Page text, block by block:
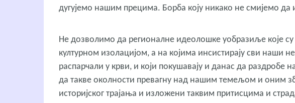
дугујемо нашим прецима. Борба коју никако не смијемо да
Не дозволимо да регионалне идеолошке уобразиље које су
културном изолацијом, а на којима инсистирају сви наши
распарчали у крви, и који покушавају и данас да
да такве околности превагну над нашим темељом и оним
историјског трајања и изложени таквим притисцима и